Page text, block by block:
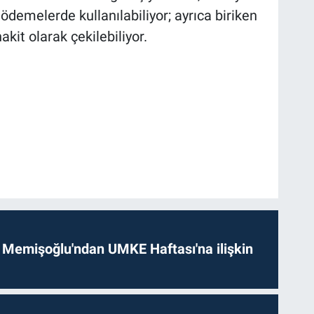
kullanılabiliyor; ayrıca biriken
olarak çekilebiliyor.
Memişoğlu'ndan UMKE Haftası'na ilişkin